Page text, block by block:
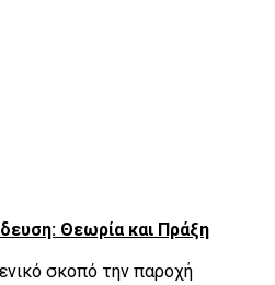
Θεωρία και Πράξη
σκοπό την παροχή